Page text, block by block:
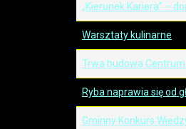
„Kierunek Kariera” –
Warsztaty kulinarne
Trwa budowa
Ryba naprawia się od
Gminny Konkurs